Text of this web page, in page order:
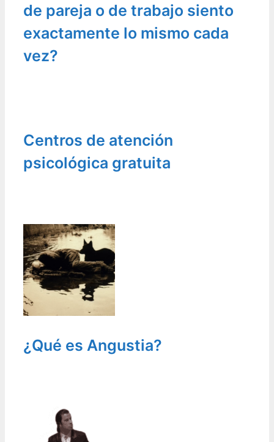
de pareja o de trabajo siento
exactamente lo mismo cada
vez?
Centros de atención
psicológica gratuita
¿Qué es Angustia?